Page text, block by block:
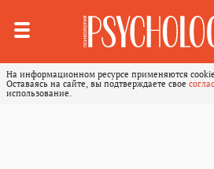
На информационном ресурсе применяются
Оставаясь на сайте, вы подтверждаете свое
использование.